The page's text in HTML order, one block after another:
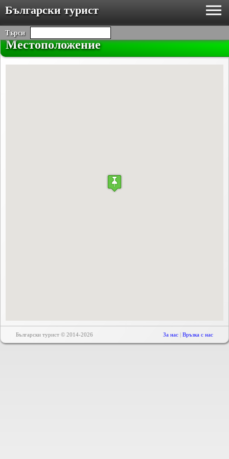
Български турист
Търси
Местоположение
Български турист © 2014-2026 За нас | Връзка с нас